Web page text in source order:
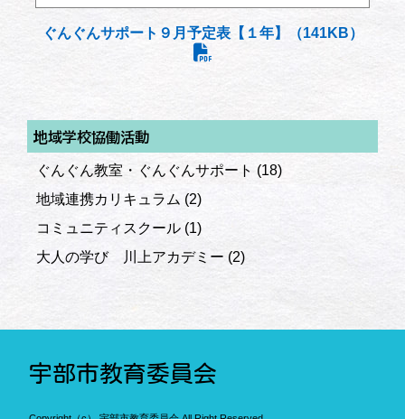
ぐんぐんサポート９月予定表【１年】（141KB）
地域学校協働活動
ぐんぐん教室・ぐんぐんサポート (18)
地域連携カリキュラム (2)
コミュニティスクール (1)
大人の学び 川上アカデミー (2)
宇部市教育委員会